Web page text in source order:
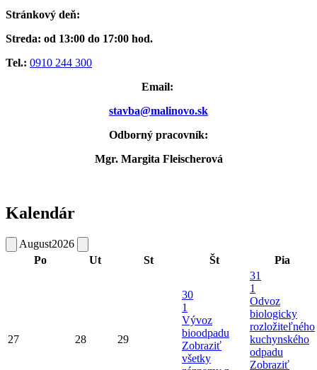
Stránkový deň:
Streda: od 13:00 do 17:00 hod.
Tel.: 0910 244 300
Email:
stavba@malinovo.sk
Odborný pracovník:
Mgr. Margita Fleischerová
Kalendár
August2026
Po
Ut St Št Pia
27 28 29
30
1
Vývoz
bioodpadu
Zobraziť
všetky
31
1
Odvoz
biologicky
rozložiteľného
kuchynského
odpadu
Zobraziť